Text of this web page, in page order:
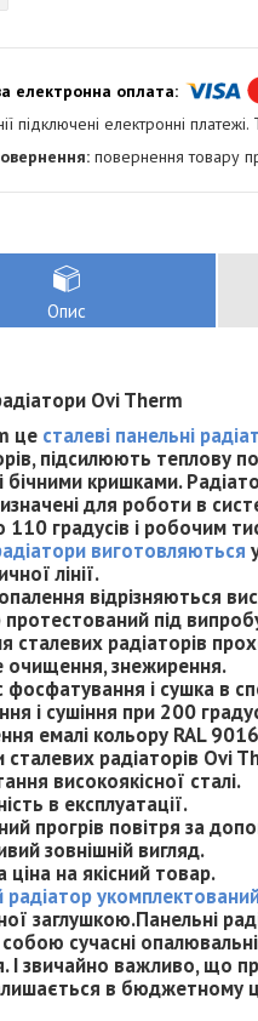
підключені електронні
повернення товару
Опис
Ovi Therm
це сталеві панельні
підсилюють теплову
бічними кришками.
для роботи в
110 градусів і робочим
виготовляються
лінії.
відрізняються
протестований під
сталевих радіаторів
очищення, знежирення.
і сушка в
і сушіння при 200
емалі кольору RAL
сталевих радіаторів Ovi
високоякісної сталі.
в експлуатації.
прогрів повітря за
зовнішній вигляд.
ціна на якісний товар.
радіатор
заглушкою.Панельні
сучасні
І звичайно важливо, що
в бюджетному